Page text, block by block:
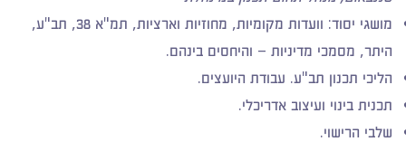
מושגי יסוד: וועדות מקומיות, מחוזיות וארציות, תמ"א 38, תב"ע,
היתר, מסמכי מדיניות – והיחסים בינהם.
הליכי תכנון תב"ע. עבודת היועצים.
תכנית בינוי ועיצוב אדריכלי.
שלבי הרישוי.